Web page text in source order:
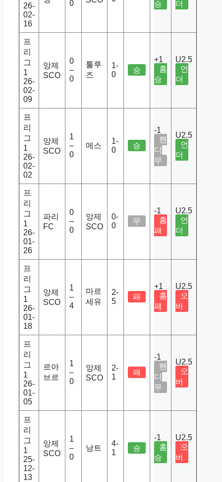
26-
02-
16
0 승 더
프
리
그
1
26-
02-
09
앙제
SCO
0
–
0
툴루
즈
1-
0
승
+1
홈
승
U2.5
언
더
프
리
그
1
26-
02-
02
앙제
SCO
1
–
0
메스
1-
0
승
-1
핸
디
무
U2.5
언
더
프
리
그
1
26-
01-
26
파리
FC
0
–
0
앙제
SCO
0-
0
무
-1
홈
패
U2.5
언
더
프
리
그
1
26-
01-
18
앙제
SCO
1
–
4
마르
세유
2-
5
패
+1
홈
패
U2.5
오
버
프
리
그
1
26-
01-
05
르아
브르
1
–
0
앙제
SCO
2-
1
패
-1
핸
디
무
U2.5
오
버
프
리
그
1
25-
12-
13
앙제
SCO
1
–
0
낭트
4-
1
승
-1
홈
승
U2.5
오
버